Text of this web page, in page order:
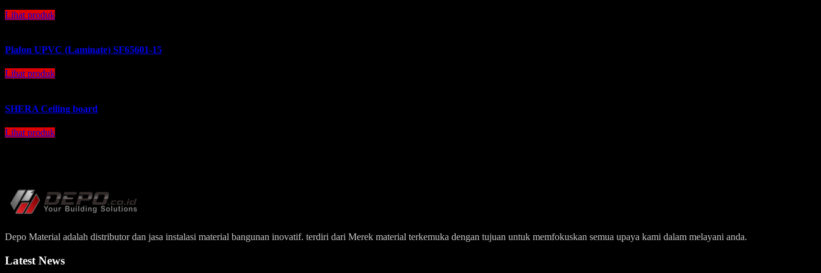
Lihat produk
Plafon UPVC (Laminate) SF65601-15
Lihat produk
SHERA Ceiling board
Lihat produk
Depo Material adalah distributor dan jasa instalasi material bangunan inovatif. terdiri dari Merek material terkemuka dengan tujuan untuk memfokuskan semua upaya kami dalam melayani anda.
Latest News